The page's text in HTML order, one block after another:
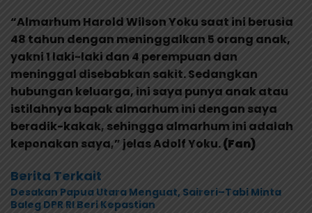
“Almarhum Harold Wilson Yoku saat ini berusia
48 tahun dengan meninggalkan 5 orang anak,
yakni 1 laki-laki dan 4 perempuan dan
meninggal disebabkan sakit. Sedangkan
hubungan keluarga, ini saya punya anak atau
istilahnya bapak almarhum ini dengan saya
beradik-kakak, sehingga almarhum ini adalah
keponakan saya,” jelas Adolf Yoku.(Fan)
Berita Terkait
Desakan Papua Utara Menguat, Saireri–Tabi Minta
Baleg DPR RI Beri Kepastian